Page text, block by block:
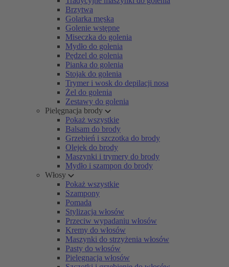
Brzytwa
Golarka męska
Golenie wstępne
Miseczka do golenia
Mydło do golenia
Pędzel do golenia
Pianka do golenia
Stojak do golenia
Trymer i wosk do depilacji nosa
Żel do golenia
Zestawy do golenia
Pielęgnacja brody
Pokaż wszystkie
Balsam do brody
Grzebień i szczotka do brody
Olejek do brody
Maszynki i trymery do brody
Mydło i szampon do brody
Włosy
Pokaż wszystkie
Szampony
Pomada
Stylizacja włosów
Przeciw wypadaniu włosów
Kremy do włosów
Maszynki do strzyżenia włosów
Pasty do włosów
Pielęgnacja włosów